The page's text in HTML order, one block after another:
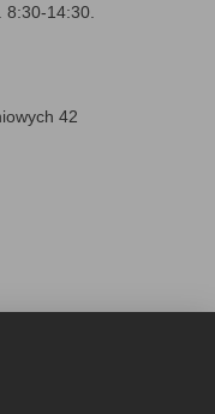
14:30.
42